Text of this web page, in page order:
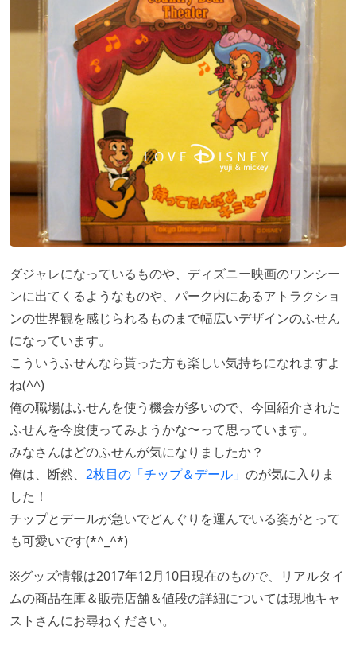
ダジャレになっているものや、ディズニー映画のワンシー
ンに出てくるようなものや、パーク内にあるアトラクショ
ンの世界観を感じられるものまで幅広いデザインのふせん
になっています。
こういうふせんなら貰った方も楽しい気持ちになれますよ
ね(^^)
俺の職場はふせんを使う機会が多いので、今回紹介された
ふせんを今度使ってみようかな〜って思っています。
みなさんはどのふせんが気になりましたか？
俺は、断然、 2枚目の「チップ＆デール」 のが気に入りま
した！
チップとデールが急いでどんぐりを運んでいる姿がとって
も可愛いです(*^_^*)
※グッズ情報は2017年12月10日現在のもので、リアルタイ
ムの商品在庫＆販売店舗＆値段の詳細については現地キャ
ストさんにお尋ねください。